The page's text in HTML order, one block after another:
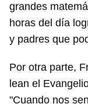
grandes
horas del día
y padres que
Por otra parte,
lean el
"Cuando nos